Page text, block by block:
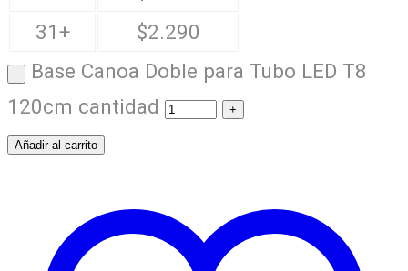
31+
$2.290
Base Canoa Doble para Tubo LED T8
120cm cantidad
Añadir al carrito